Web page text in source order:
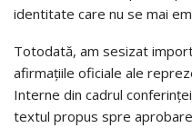
identitate care nu se mai
Totodată, am sesizat
afirmaţiile oficiale ale
Interne din cadrul
textul propus spre